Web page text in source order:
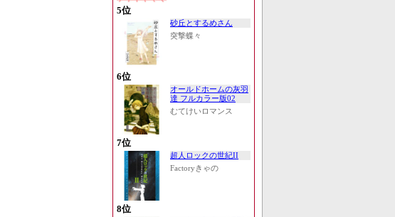
5位
砂丘とするめさん
突撃蝶々
6位
オールドホームの灰羽
達 フルカラー版02
むてけいロマンス
7位
超人ロックの世紀II
Factoryきゃの
8位